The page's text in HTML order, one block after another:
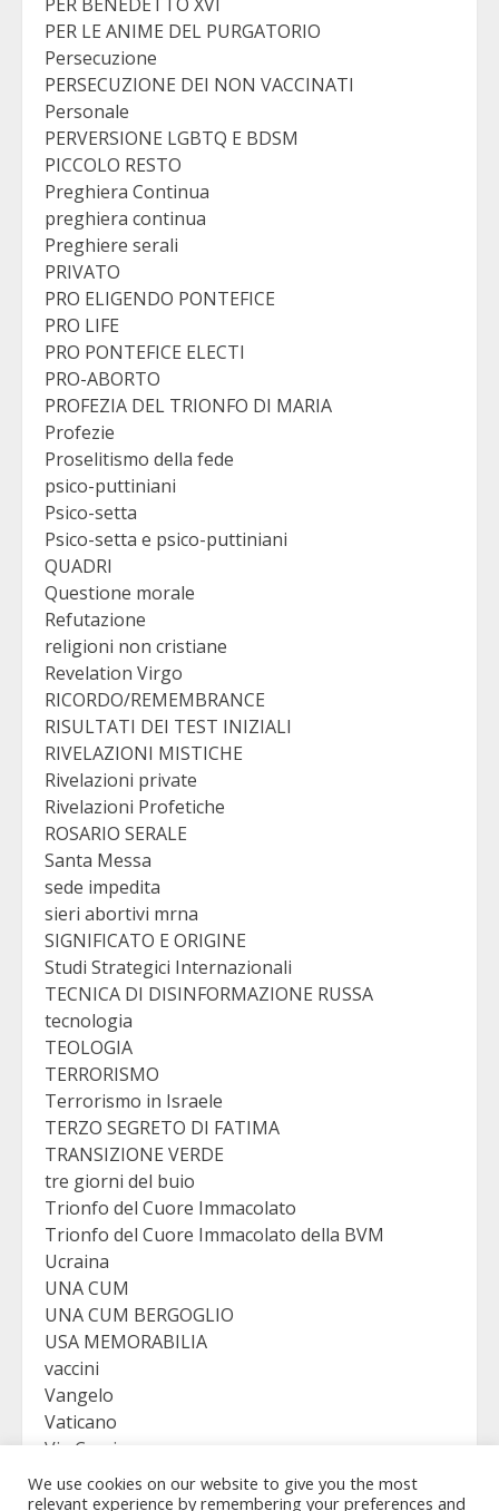
PER LE ANIME DEL PURGATORIO
Persecuzione
PERSECUZIONE DEI NON VACCINATI
Personale
PERVERSIONE LGBTQ E BDSM
PICCOLO RESTO
Preghiera Continua
preghiera continua
Preghiere serali
PRIVATO
PRO ELIGENDO PONTEFICE
PRO LIFE
PRO PONTEFICE ELECTI
PRO-ABORTO
PROFEZIA DEL TRIONFO DI MARIA
Profezie
Proselitismo della fede
psico-puttiniani
Psico-setta
Psico-setta e psico-puttiniani
QUADRI
Questione morale
Refutazione
religioni non cristiane
Revelation Virgo
RICORDO/REMEMBRANCE
RISULTATI DEI TEST INIZIALI
RIVELAZIONI MISTICHE
Rivelazioni private
Rivelazioni Profetiche
ROSARIO SERALE
Santa Messa
sede impedita
sieri abortivi mrna
SIGNIFICATO E ORIGINE
Studi Strategici Internazionali
TECNICA DI DISINFORMAZIONE RUSSA
tecnologia
TEOLOGIA
TERRORISMO
Terrorismo in Israele
TERZO SEGRETO DI FATIMA
TRANSIZIONE VERDE
tre giorni del buio
Trionfo del Cuore Immacolato
Trionfo del Cuore Immacolato della BVM
Ucraina
UNA CUM
UNA CUM BERGOGLIO
USA MEMORABILIA
vaccini
Vangelo
Vaticano
Via Crucis
VICTORY
Viganò
We use cookies on our website to give you the most
relevant experience by remembering your preferences and